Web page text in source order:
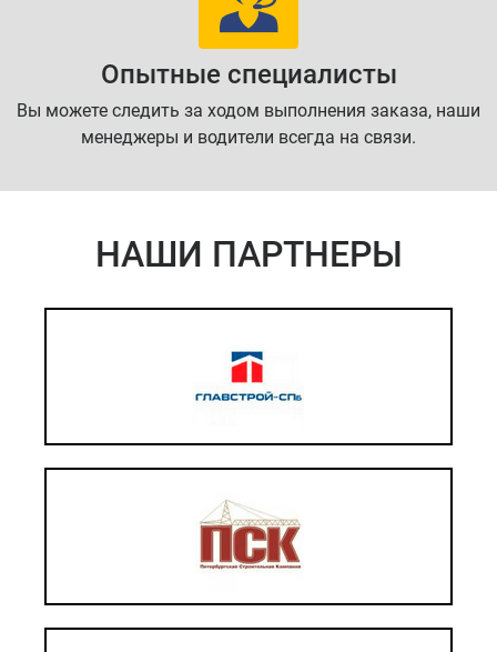
Опытные специалисты
Вы можете следить за ходом выполнения заказа, наши
менеджеры и водители всегда на связи.
НАШИ ПАРТНЕРЫ